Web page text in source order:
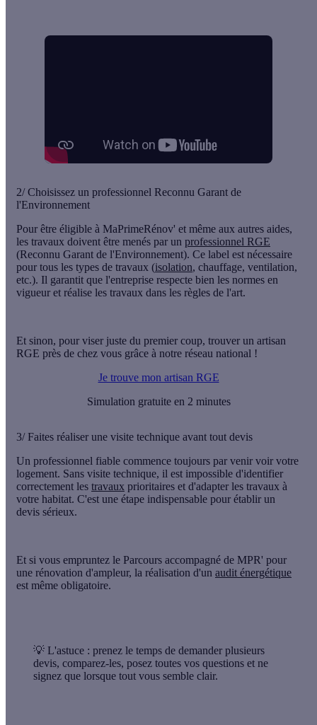
2/ Choisissez un professionnel Reconnu Garant de
l'Environnement
Pour être éligible à MaPrimeRénov' et même aux autres aides,
les travaux doivent être menés par un professionnel RGE
(Reconnu Garant de l'Environnement). Ce label est nécessaire
pour tous les types de travaux (isolation, chauffage, ventilation,
etc.). Il garantit que l'entreprise respecte bien les normes en
vigueur et réalise les travaux dans les règles de l'art.
Et sinon, pour viser juste du premier coup, trouver un artisan
RGE près de chez vous grâce à notre réseau national !
Je trouve mon artisan RGE
Simulation gratuite en 2 minutes
3/ Faites réaliser une visite technique avant tout devis
Un professionnel fiable commence toujours par venir voir votre
logement. Sans visite technique, il est impossible d'identifier
correctement les travaux prioritaires et d'adapter les travaux à
votre habitat. C'est une étape indispensable pour établir un
devis sérieux.
Et si vous empruntez le Parcours accompagné de MPR' pour
une rénovation d'ampleur, la réalisation d'un audit énergétique
est même obligatoire.
💡 L'astuce : prenez le temps de demander plusieurs
devis, comparez-les, posez toutes vos questions et ne
signez que lorsque tout vous semble clair.